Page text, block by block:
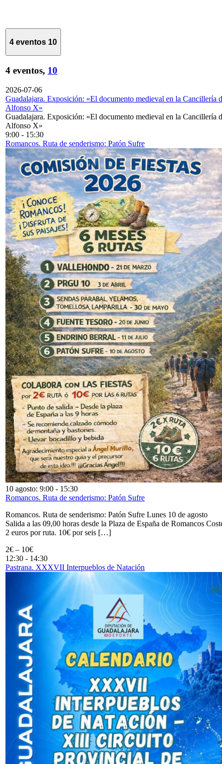
4 eventos 10
4 eventos, 10
2026-07-06
Guadalajara. Exposición: «El documento medieval en la Cancillería
Alfonso X»
Guadalajara. Exposición: «El documento medieval en la Cancillería
Alfonso X»
9:00 - 15:30
Romancos. Ruta de senderismo: Patón Sufre
10 agosto: 9:00 - 15:30
Romancos. Ruta de senderismo: Patón Sufre
Romancos. Ruta de senderismo: Patón Sufre Lunes 10 de agosto
Salida a las 09,00 horas desde la Plaza de España de Romancos
2 euros por ruta. 10€ por seis […]
2€ – 10€
12:30 - 14:30
Pastrana. XXXVII Interpueblos de Natación